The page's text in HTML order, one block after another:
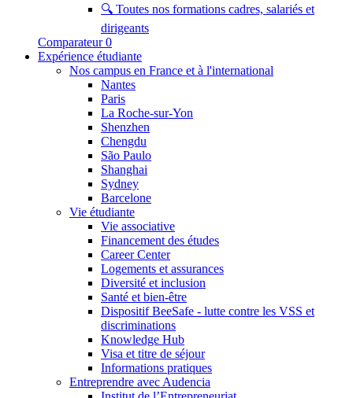
🔍 Toutes nos formations cadres, salariés et
dirigeants
Comparateur 0
Expérience étudiante
Nos campus en France et à l'international
Nantes
Paris
La Roche-sur-Yon
Shenzhen
Chengdu
São Paulo
Shanghai
Sydney
Barcelone
Vie étudiante
Vie associative
Financement des études
Career Center
Logements et assurances
Diversité et inclusion
Santé et bien-être
Dispositif BeeSafe - lutte contre les VSS et
discriminations
Knowledge Hub
Visa et titre de séjour
Informations pratiques
Entreprendre avec Audencia